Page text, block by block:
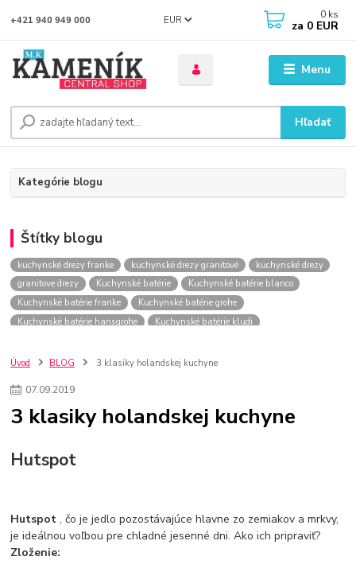
Menu
EUR
Hľadať
+421 940 949 000 0 ks
za 0 EUR
Kategórie blogu
Štítky blogu
kuchynské drezy franke kuchynské drezy granitové
kuchynské drezy
granitove drezy
Kuchynské batérie
Kuchynské batérie blanco
Kuchynské batérie franke
Kuchynské batérie grohe
Kuchynské batérie hansgrohe
Kuchynské batérie kludi
kuchynské batérie sagittarius
kuchynské batérie
kuchynské drezy sety
kúpelňové batérie
vodovodné batérie do kúpelne kuchynske
vodovodné batérie blanco
Zápustné umývadlá
sprchový záves
čierna kúpelňová batéria
vaňa retro
voľne stojaca vaňa
retro kúpeľne
Úvod BLOG 3 klasiky holandskej kuchyne
07.09.2019
3 klasiky holandskej kuchyne
Hutspot
Hutspot, čo je jedlo pozostávajúce hlavne zo zemiakov a mrkvy,
je ideálnou voľbou pre chladné jesenné dni. Ako ich pripraviť?
Zloženie: